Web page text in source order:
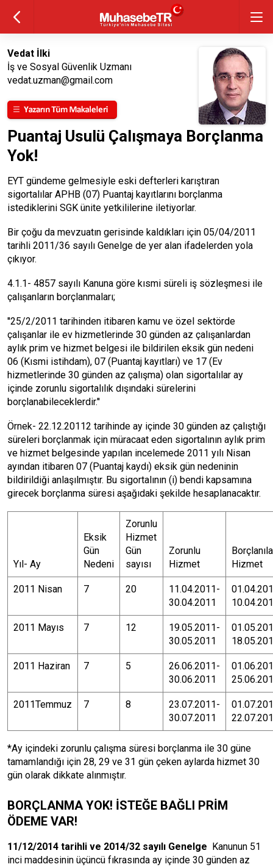
Vedat İlki
İş ve Sosyal Güvenlik Uzmanı
vedat.uzman@gmail.com
Puantaj Usulü Çalışmaya Borçlanma
Yok!
EYT gündeme gelmesiyle eski defterleri karıştıran
sigortalılar APHB (07) Puantaj kayıtlarını borçlanma
istediklerini SGK ünite yetkililerine iletiyorlar.
Bir çoğu da mevzuatın gerisinde kaldıkları için 05/04/2011
tarihli 2011/36 sayılı Genelge de yer alan ifadelerden yola
çıkıyor.
4.1.1- 4857 sayılı Kanuna göre kısmi süreli iş sözleşmesi ile
çalışanların borçlanmaları;
''25/2/2011 tarihinden itibaren kamu ve özel sektörde
çalışanlar ile ev hizmetlerinde 30 günden az çalışanlardan
aylık prim ve hizmet belgesi ile bildirilen eksik gün nedeni
06 (Kısmi istihdam), 07 (Puantaj kayıtları) ve 17 (Ev
hizmetlerinde 30 günden az çalışma) olan sigortalılar ay
içinde zorunlu sigortalılık dışındaki sürelerini
borçlanabileceklerdir.''
Örnek- 22.12.20112 tarihinde ay içinde 30 günden az çalıştığı
süreleri borçlanmak için müracaat eden sigortalının aylık prim
ve hizmet belgesinde yapılan incelemede 2011 yılı Nisan
ayından itibaren 07 (Puantaj kaydı) eksik gün nedeninin
bildirildiği anlaşılmıştır. Bu sigortalının (i) bendi kapsamına
girecek borçlanma süresi aşağıdaki şekilde hesaplanacaktır.
Yıl- Ay
Eksik
Gün
Nedeni
Zorunlu
Hizmet
Gün
sayısı
Zorunlu
Hizmet
Hizmet
2011 Nisan 7 20
11.04.2011-
30.04.2011
2011 Mayıs 7 12
19.05.2011-
30.05.2011
2011 Haziran 7 5
26.06.2011-
30.06.2011
2011Temmuz 7 8
23.07.2011-
30.07.2011
*Ay içindeki zorunlu çalışma süresi borçlanma ile 30 güne
tamamlandığı için 28, 29 ve 31 gün çeken aylarda hizmet 30
gün olarak dikkate alınmıştır.
BORÇLANMA YOK! İSTEĞE BAĞLI PRİM
ÖDEME VAR!
11/12/2014 tarihli ve 2014/32 sayılı Genelge Kanunun 51
inci maddesinin üçüncü fıkrasında ay içinde 30 günden az